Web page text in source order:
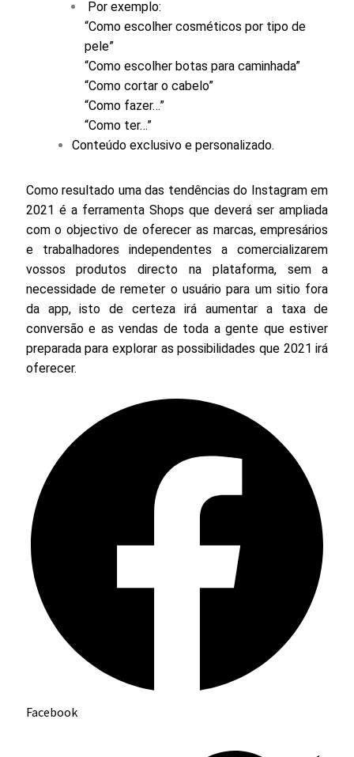
Por exemplo:
“Como escolher cosméticos por tipo de
pele”
“Como escolher botas para caminhada”
“Como cortar o cabelo”
“Como fazer…”
“Como ter…”
Conteúdo exclusivo e personalizado.
Como resultado uma das tendências do Instagram em
2021 é a ferramenta Shops que deverá ser ampliada
com o objectivo de oferecer as marcas, empresários
e trabalhadores independentes a comercializarem
vossos produtos directo na plataforma, sem a
necessidade de remeter o usuário para umsitio fora
da app, isto de certeza irá aumentar a taxa de
conversão e as vendas de toda a gente que estiver
preparada para explorar as possibilidades que 2021 irá
oferecer.
Facebook